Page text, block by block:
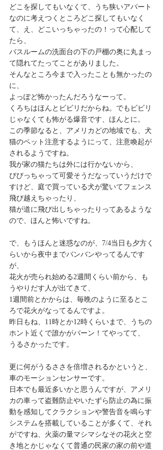
どこを探してもいなくて、うち狭いアパート
なのに考えつくところどこ探してもいなく
て、え、どこいっちゃったの！って心配して
たら、
バスルームの洗面台の下の戸棚の奥に丸まっ
て隠れてたってことがありました。
そんなところ今まで入ったことも無かったの
に、
よっぽど怖かったんだろうなーって。
くろちはほんとビビリだからね。でもビビリ
じゃなくても怖がる爆音です、ほんとに。
この季節なると、アメリカどの地域でも、犬
猫のペット注意するようにって、注意喚起が
されるようですね。
我が家の猫たちは外には行かないから、
びびっちゃって可愛そうだなっていうだけで
すけど、庭で買っている犬が驚いてフェンス
飛び越えちゃったり、
猫が道に飛び出しちゃったりってあるような
ので、ほんと怖いですね。
で、もうほんと迷惑なのが、7/4当日も夕方く
らいから夜中までバンバンやってるんです
が、
花火が売られ始める2週間くらい前から、も
うやりだす人が出てきて、
1週間前とかからは、毎晩のように至るとこ
ろで花火がなってるんですよ。
昨日もね、11時とか12時くらいまで、うちの
ホント近くで誰かがバーン！てやってて、
うるさかったです。
更に何がうるささを倍増されるかというと、
車のモーションセンサーです。
日本でも最近多いかと思うんですが、アメリ
カの車って盗難防止やいたずら防止の為に振
動を感知してクラクションや警告音を鳴らす
システムを搭載していることが多くて、それ
がですね、火薬の量マシマシなその花火と空
き地とかじゃなくて普通の民家の家の前や道